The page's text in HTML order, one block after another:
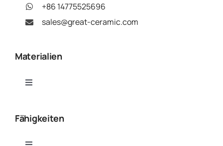
+86 14775525696
sales@great-ceramic.com
Materialien
Toggle
Aluminiumnitrid (AlN)
Fähigkeiten